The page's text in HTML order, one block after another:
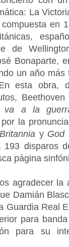
La
en
de
Bonaparte,
un año
esta obra,
va a la
por la
y God
193 disparos
página
agradecer la
Damián
Guardia Real
para
para su